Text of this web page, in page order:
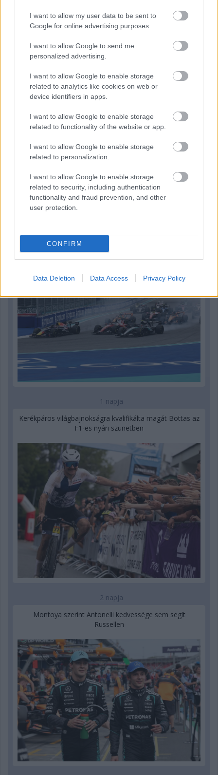
I want to allow my user data to be sent to
Google for online advertising purposes.
I want to allow Google to send me
personalized advertising.
I want to allow Google to enable storage
related to analytics like cookies on web or
device identifiers in apps.
I want to allow Google to enable storage
related to functionality of the website or app.
I want to allow Google to enable storage
related to personalization.
I want to allow Google to enable storage
related to security, including authentication
functionality and fraud prevention, and other
user protection.
CONFIRM
Data Deletion Data Access Privacy Policy
Sajtó: Az Aston Martintól érkezik Lambiase utódja a Red
Bullhoz?
Óriási bevétel-visszaesést könyvelhetett el az F1 a
második negyedévben
1 napja
Kerékpáros világbajnokságra kvalifikálta magát Bottas az
F1-es nyári szünetben
2 napja
Montoya szerint Antonelli kedvessége sem segít
Russellen